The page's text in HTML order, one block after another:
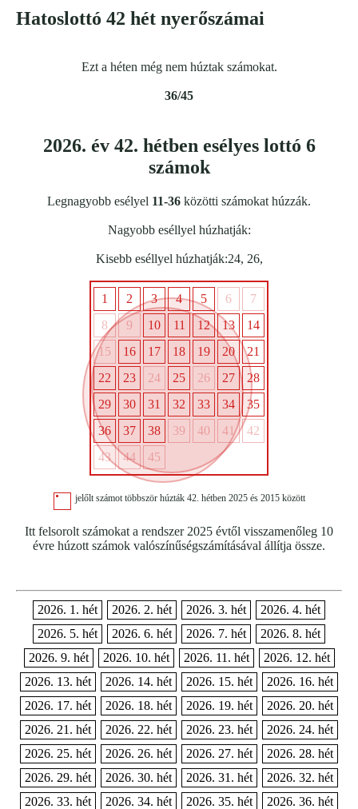
Hatoslottó 42 hét nyerőszámai
Ezt a héten még nem húztak számokat.
36/45
2026. év 42. hétben esélyes lottó 6
számok
Legnagyobb esélyel 11-36 közötti számokat húzzák.
Nagyobb eséllyel húzhatják:
Kisebb eséllyel húzhatják:24, 26,
1 2 3 4 5 6
7
8
9 10 11 12 13
14
15
16 17 18 19 20
21
22
23 24 25 26 27
28
29
30 31 32 33 34
35
36
37 38 39 40 41
42
43
44 45
jelőlt számot többször húzták 42. hétben 2025 és 2015 között
Itt felsorolt számokat a rendszer 2025 évtől visszamenőleg 10
évre húzott számok valószínűségszámításával állítja össze.
2026. 1. hét 2026. 2. hét 2026. 3. hét
2026. 4. hét
2026. 5. hét
2026. 6. hét 2026. 7. hét
2026. 8. hét
2026. 9. hét
2026. 10. hét 2026. 11. hét
2026. 12. hét
2026. 13. hét
2026. 14. hét 2026. 15. hét
2026. 16. hét
2026. 17. hét
2026. 18. hét 2026. 19. hét
2026. 20. hét
2026. 21. hét
2026. 22. hét 2026. 23. hét
2026. 24. hét
2026. 25. hét
2026. 26. hét 2026. 27. hét
2026. 28. hét
2026. 29. hét
2026. 30. hét 2026. 31. hét
2026. 32. hét
2026. 33. hét
2026. 34. hét 2026. 35. hét
2026. 36. hét